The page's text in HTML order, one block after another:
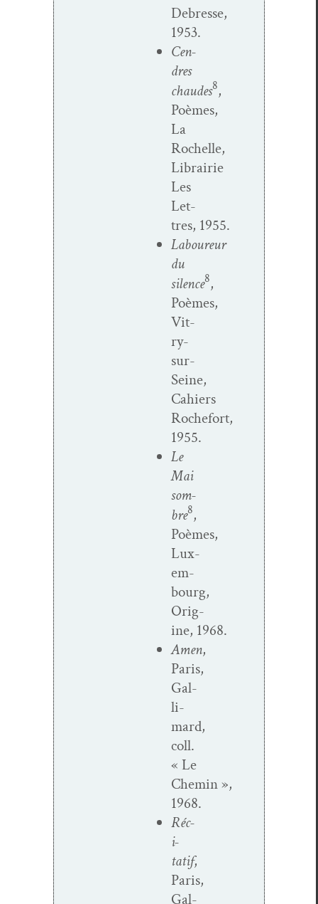
Debresse,
1953.
Cen­
dres
chaudes8,
Poèmes,
La
Rochelle,
Librairie
Les
Let­
tres, 1955.
Laboureur
du
silence8,
Poèmes,
Vit­
ry-
sur-
Seine,
Cahiers
Rochefort,
1955.
Le
Mai
som­
bre8,
Poèmes,
Lux­
em­
bourg,
Orig­
ine, 1968.
Amen,
Paris,
Gal­
li­
mard,
coll.
« Le
Chemin »,
1968.
Réc­
i­
tatif,
Paris,
Gal­